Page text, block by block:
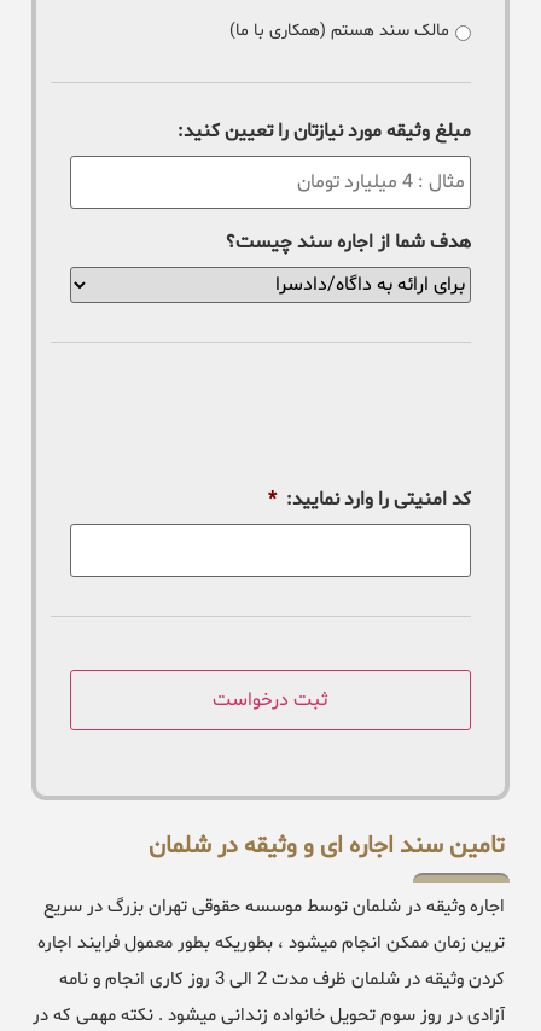
مالک سند هستم (همکاری با ما)
مبلغ وثیقه مورد نیازتان را تعیین کنید:
هدف شما از اجاره سند چیست؟
کد امنیتی را وارد نمایید: *
تامین سند اجاره ای و وثیقه در شلمان
اجاره وثیقه در شلمان توسط موسسه حقوقی تهران بزرگ در سریع
ترین زمان ممکن انجام میشود ، بطوریکه بطور معمول فرایند اجاره
کردن وثیقه در شلمان ظرف مدت 2 الی 3 روز کاری انجام و نامه
آزادی در روز سوم تحویل خانواده زندانی میشود . نکته مهمی که در